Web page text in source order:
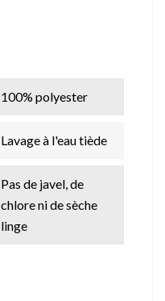
100% polyester
Lavage à l'eau tiède
Pas de javel, de
chlore ni de sèche
linge